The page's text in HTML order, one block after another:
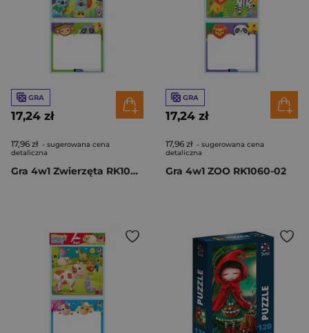
GRA
17,24 zł
17,96 zł - sugerowana cena
detaliczna
Gra 4w1 Zwierzęta RK1060-03
GRA
17,24 zł
17,96 zł - sugerowana cena
detaliczna
Gra 4w1 ZOO RK1060-02